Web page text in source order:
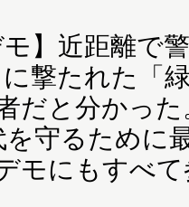
モ】近距離で
撃たれた「
だと分かっ
守るために
モにもすべ